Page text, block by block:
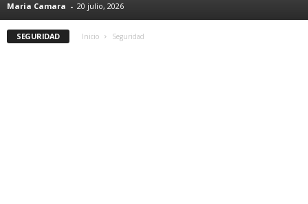
Maria Camara - 20 julio, 2026
SEGURIDAD Inicio Seguridad